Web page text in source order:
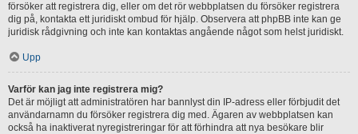
försöker att registrera dig, eller om det rör webbplatsen du försöker registrera
dig på, kontakta ett juridiskt ombud för hjälp. Observera att phpBB inte kan ge
juridisk rådgivning och inte kan kontaktas angående något som helst juridiskt.
Upp
Varför kan jag inte registrera mig?
Det är möjligt att administratören har bannlyst din IP-adress eller förbjudit det
användarnamn du försöker registrera dig med. Ägaren av webbplatsen kan
också ha inaktiverat nyregistreringar för att förhindra att nya besökare blir